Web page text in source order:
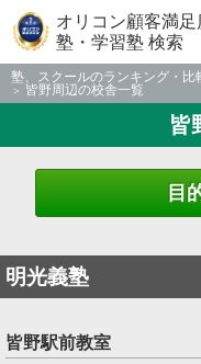
オリコン顧客満
塾・学習塾 検索
塾、スクールのランキング・比
皆野周辺の校舎一覧
皆
目
明光義塾
皆野駅前教室